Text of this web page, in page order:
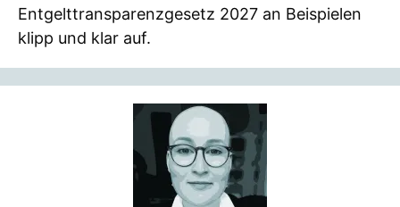
Entgelttransparenzgesetz 2027 an Beispielen
klipp und klar auf.